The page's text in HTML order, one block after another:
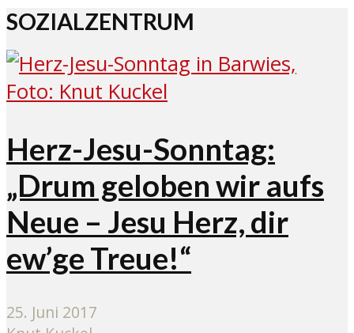
SOZIALZENTRUM
Herz-Jesu-Sonntag:
„Drum geloben wir aufs
Neue – Jesu Herz, dir
ew’ge Treue!“
25. Juni 2017